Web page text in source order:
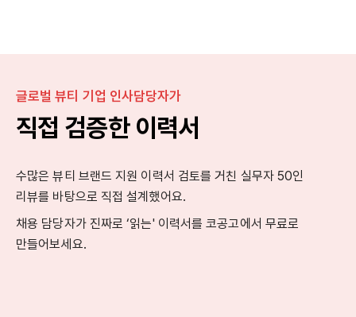
글로벌 뷰티 기업 인사담당자가
직접 검증한 이력서
수많은 뷰티 브랜드 지원 이력서 검토를 거친 실무자 50인
리뷰를 바탕으로 직접 설계했어요.
채용 담당자가 진짜로 ‘읽는' 이력서를 코공고에서 무료로
만들어보세요.